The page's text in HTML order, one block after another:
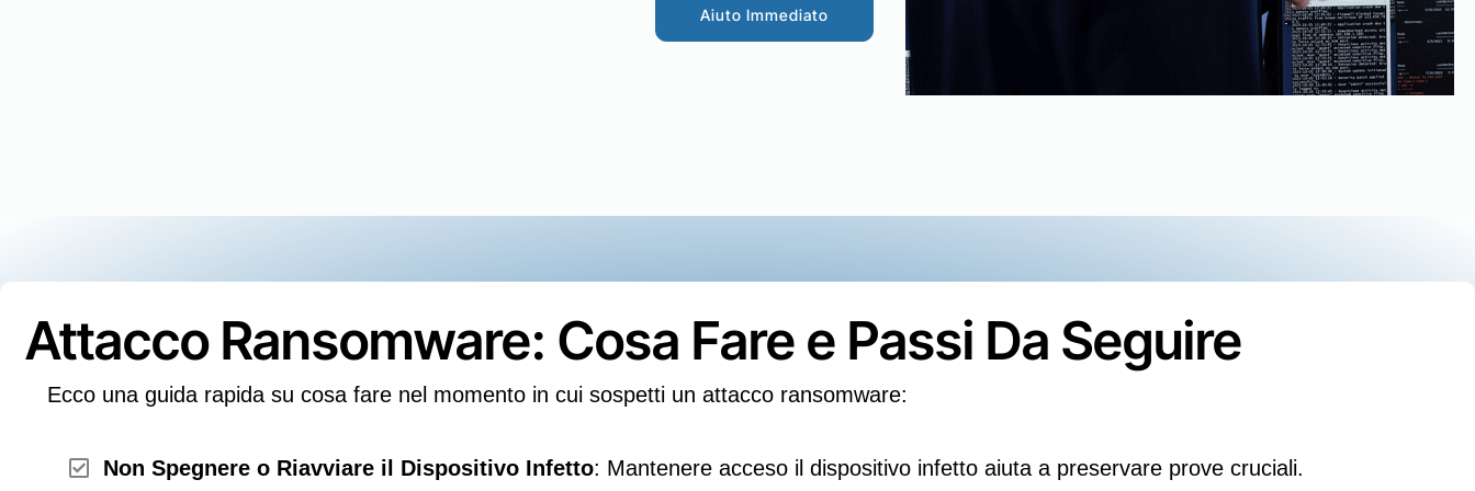
Aiuto Immediato
Attacco Ransomware: Cosa Fare e Passi Da Seguire
Ecco una guida rapida su cosa fare nel momento in cui sospetti un attacco ransomware:
Non Spegnere o Riavviare il Dispositivo Infetto: Mantenere acceso il dispositivo infetto aiuta a preservare prove cruciali.